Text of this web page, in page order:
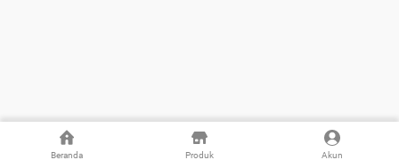
Beranda Produk Akun